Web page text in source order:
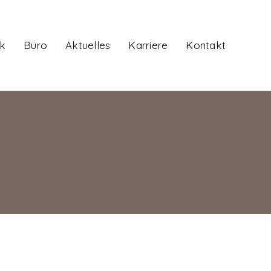
Büro Aktuelles Karriere Kontakt